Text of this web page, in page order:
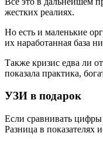
жестких реалиях.
Но есть и маленькие
их наработанная база
Также кризис едва ли
показала практика,
УЗИ в подарок
Если сравнивать цифры
Разница в показателях